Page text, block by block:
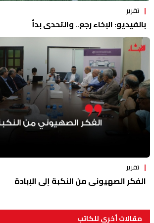
تقرير
بالفيديو: الإخاء رجع.. والتحدي بدأ
تقرير
الفكر الصهيوني من النكبة إلى الإبادة
مقالات أخرى للكاتب